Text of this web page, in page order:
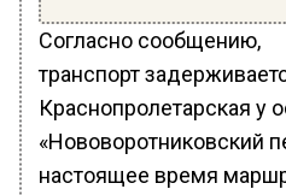
Согласно сообщению,
транспорт
Краснопролетарская у
«Нововоротниковский
настоящее время